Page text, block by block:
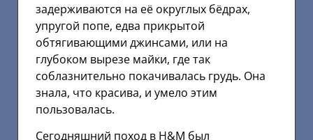
задерживаются на её округлых бёдрах,
упругой попе, едва прикрытой
обтягивающими джинсами, или на
глубоком вырезе майки, где так
соблазнительно покачивалась грудь. Она
знала, что красива, и умело этим
пользовалась.
Сегодняшний поход в H&M был